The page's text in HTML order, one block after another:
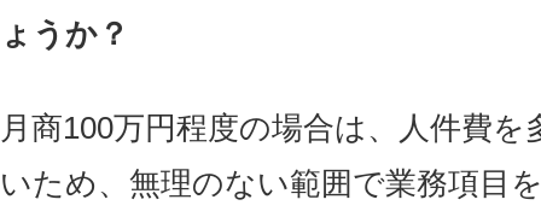
ょうか？
月商100万円程度の場合は、人件費
いため、無理のない範囲で業務項目